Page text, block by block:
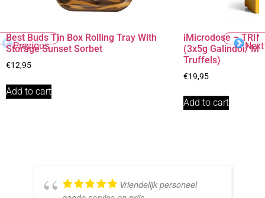
Previous
Best Buds Tin Box Rolling Tray With
Storage Sunset Sorbet
€12,95
Add to cart
iMicrodose –
(3x5g Galindoi/
Truffels)
€19,95
Add to cart
Next
Vriendelijk personeel